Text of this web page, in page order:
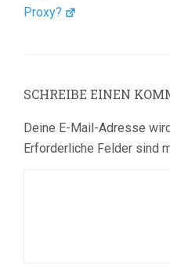
Proxy?
SCHREIBE EINEN
Deine E-Mail-Adresse
Erforderliche Felder sind